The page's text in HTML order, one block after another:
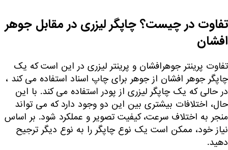
تفاوت در چیست؟ چاپگر لیزری در مقابل جوهر
افشان
تفاوت پرینتر جوهرافشان و پرینتر لیزری در این است که یک
چاپگر جوهر افشان از جوهر برای چاپ اسناد استفاده می کند ،
در حالی که یک چاپگر لیزری از پودر استفاده می کند. با این
حال، اختلافات بیشتری بین این دو وجود دارد که می تواند
منجر به اختلاف سرعت، کیفیت تصویر و عملکرد شود. بر اساس
نیاز خود، ممکن است یک نوع چاپگر را به نوع دیگر ترجیح
دهید.